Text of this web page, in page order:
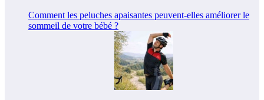
Comment les peluches apaisantes peuvent-elles améliorer le
sommeil de votre bébé ?